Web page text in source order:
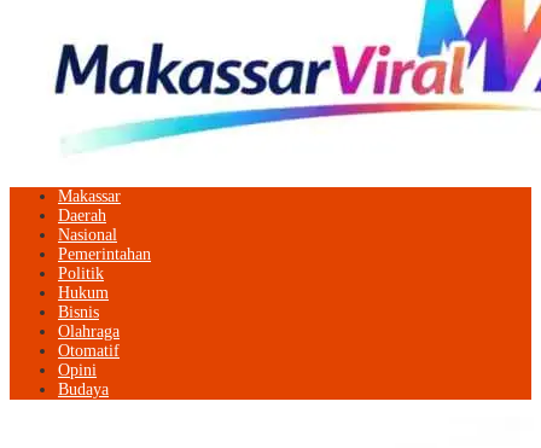
Makassar
Daerah
Nasional
Pemerintahan
Politik
Hukum
Bisnis
Olahraga
Otomatif
Opini
Budaya